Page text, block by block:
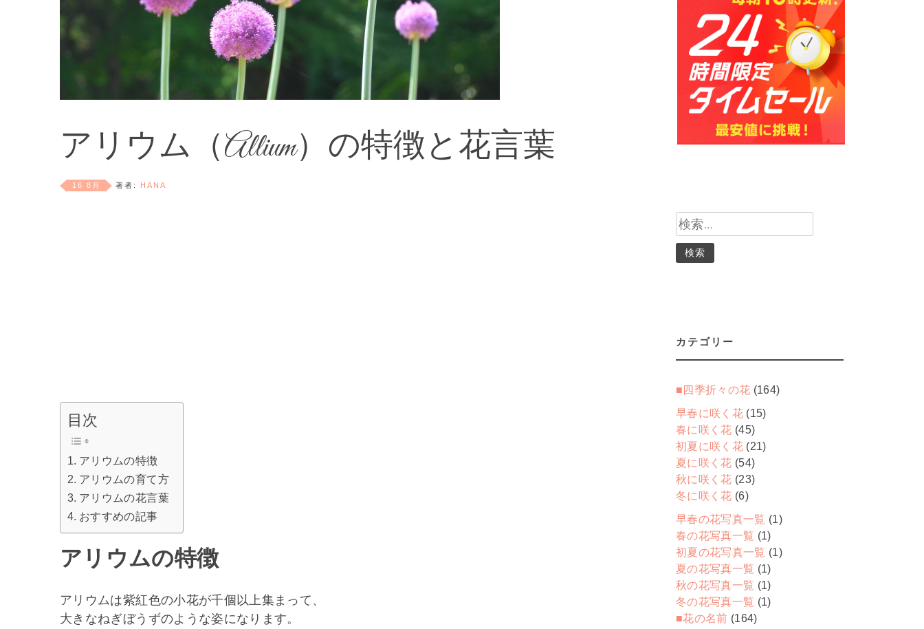
アリウム（Allium）の特徴と花言葉
16 8月 著者: HANA
目次
アリウムの特徴
アリウムの育て方
アリウムの花言葉
おすすめの記事
アリウムの特徴
アリウムは紫紅色の小花が千個以上集まって、
大きなねぎぼうずのような姿になります。
検
索:
カテゴリー
■四季折々の花 (164)
早春に咲く花(15)
春に咲く花 (45)
初夏に咲く花(21)
夏に咲く花 (54)
秋に咲く花 (23)
冬に咲く花 (6)
早春の花写真一覧 (1)
春の花写真一覧 (1)
初夏の花写真一覧 (1)
夏の花写真一覧 (1)
秋の花写真一覧 (1)
冬の花写真一覧 (1)
■花の名前 (164)